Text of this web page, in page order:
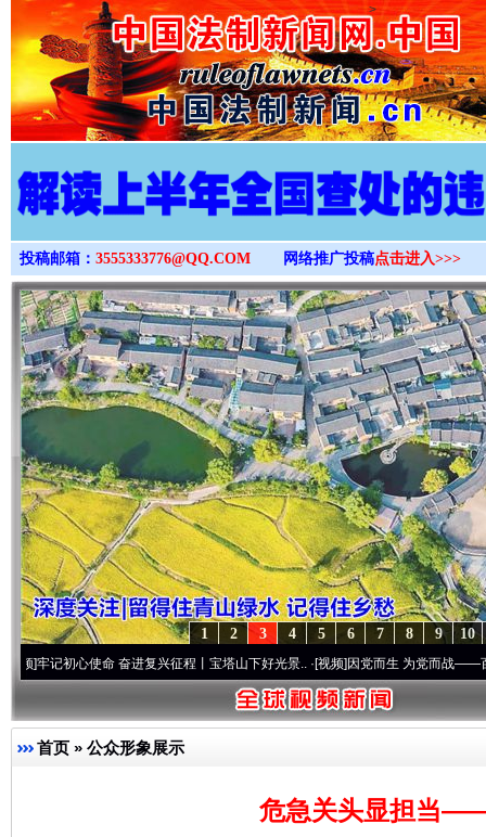
>
投稿邮箱： 3555333776@QQ.COM 网络推广投稿点击进入>>>
10
9
8
7
6
5
4
3
2
1
使命 奋进复兴征程丨宝塔山下好光景..·[视频]因党而生 为党而战——百年“纪”事⑧
首页 » 公众形象展示
危急关头显担当